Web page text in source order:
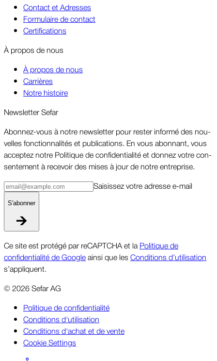
Contact et Adresses
Formulaire de contact
Certifications
À pro­pos de nous
À propos de nous
Carrières
Notre histoire
News­letter Sefar
Abon­nez-vous à notre news­letter pour rester in­formé des nou­
velles fonc­tion­nal­ités et pu­bli­ca­tions. En vous abon­nant, vous
ac­cep­tez notre Po­li­tique de con­fi­den­tial­ité et don­nez votre con­
sen­te­ment à re­ce­voir des mises à jour de notre en­tre­prise.
Sai­sissez votre adresse e-mail
S'abon­ner
Ce site est protégé par reCAPTCHA et laPolitique de
confidentialité de Googleainsi que les Conditions d’utilisation
s’appliquent.
©2026Sefar AG
Politique de confidentialité
Conditions d'utilisation
Conditions d'achat et de vente
Cookie Settings